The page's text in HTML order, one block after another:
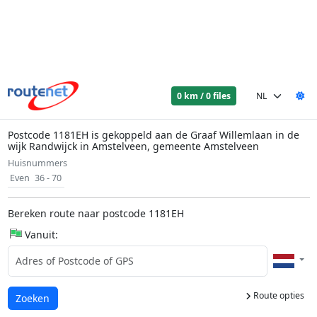
0 km / 0 files
Postcode 1181EH is gekoppeld aan de Graaf Willemlaan in de
wijk Randwijck in Amstelveen, gemeente Amstelveen
Huisnummers
Even 36 - 70
Bereken route naar postcode 1181EH
Vanuit:
Route opties
Laden...
Zoeken